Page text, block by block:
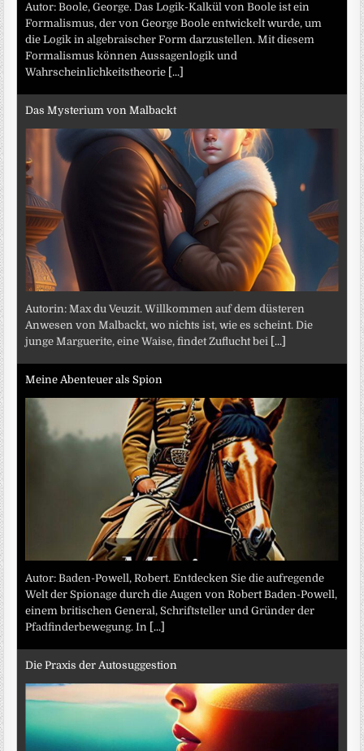
Autor: Boole, George. Das Logik-Kalkül von Boole ist ein
Formalismus, der von George Boole entwickelt wurde, um
die Logik in algebraischer Form darzustellen. Mit diesem
Formalismus können Aussagenlogik und
Wahrscheinlichkeitstheorie [...]
Das Mysterium von Malbackt
Autorin: Max du Veuzit. Willkommen auf dem düsteren
Anwesen von Malbackt, wo nichts ist, wie es scheint. Die
junge Marguerite, eine Waise, findet Zuflucht bei [...]
Meine Abenteuer als Spion
Autor: Baden-Powell, Robert. Entdecken Sie die aufregende
Welt der Spionage durch die Augen von Robert Baden-Powell,
einem britischen General, Schriftsteller und Gründer der
Pfadfinderbewegung. In [...]
Die Praxis der Autosuggestion